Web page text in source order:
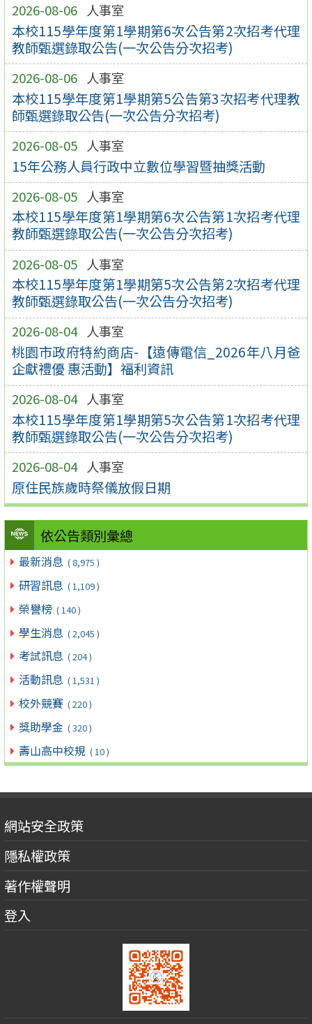
2026-08-06 人事室
本校115學年度第1學期第6次公告第2次招考代理
教師甄選錄取公告(一次公告分次招考)
2026-08-06 人事室
本校115學年度第1學期第5公告第3次招考代理教
師甄選錄取公告(一次公告分次招考)
2026-08-05 人事室
15年公務人員行政中立數位學習暨抽獎活動
2026-08-05 人事室
本校115學年度第1學期第6次公告第1次招考代理
教師甄選錄取公告(一次公告分次招考)
2026-08-05 人事室
本校115學年度第1學期第5次公告第2次招考代理
教師甄選錄取公告(一次公告分次招考)
2026-08-04 人事室
桃園市政府特約商店-【遠傳電信_2026年八月爸
企獻禮優 惠活動】福利資訊
2026-08-04 人事室
本校115學年度第1學期第5次公告第1次招考代理
教師甄選錄取公告(一次公告分次招考)
2026-08-04 人事室
原住民族歲時祭儀放假日期
依公告類別彙總
最新消息 ( 8,975 )
研習訊息 ( 1,109 )
榮譽榜 ( 140 )
學生消息 ( 2,045 )
考試訊息 ( 204 )
活動訊息 ( 1,531 )
校外競賽 ( 220 )
獎助學金 ( 320 )
壽山高中校規 ( 10 )
網站安全政策
隱私權政策
著作權聲明
登入